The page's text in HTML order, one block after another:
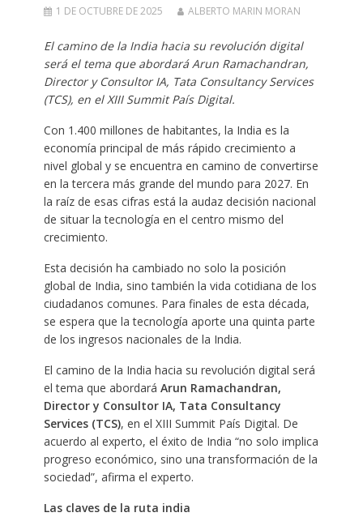
1 DE OCTUBRE DE 2025 ALBERTO MARIN MORAN
El camino de la India hacia su revolución digital
será el tema que abordará Arun Ramachandran,
Director y Consultor IA, Tata Consultancy Services
(TCS), en el XIII Summit País Digital.
Con 1.400 millones de habitantes, la India es la
economía principal de más rápido crecimiento a
nivel global y se encuentra en camino de convertirse
en la tercera más grande del mundo para 2027. En
la raíz de esas cifras está la audaz decisión nacional
de situar la tecnología en el centro mismo del
crecimiento.
Esta decisión ha cambiado no solo la posición
global de India, sino también la vida cotidiana de los
ciudadanos comunes. Para finales de esta década,
se espera que la tecnología aporte una quinta parte
de los ingresos nacionales de la India.
El camino de la India hacia su revolución digital será
el tema que abordará Arun Ramachandran,
Director y Consultor IA, Tata Consultancy
Services (TCS), en el XIII Summit País Digital. De
acuerdo al experto, el éxito de India “no solo implica
progreso económico, sino una transformación de la
sociedad”, afirma el experto.
Las claves de la ruta india